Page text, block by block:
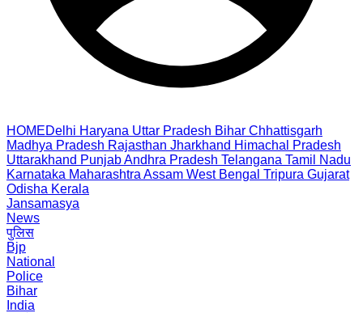
HOMEDelhi Haryana Uttar Pradesh Bihar Chhattisgarh
Madhya Pradesh Rajasthan Jharkhand Himachal Pradesh
Uttarakhand PunjabAndhra Pradesh Telangana Tamil Nadu
Karnataka Maharashtra Assam West Bengal Tripura Gujarat
Odisha Kerala
Jansamasya
News
पुलिस
Bjp
National
Police
Bihar
India